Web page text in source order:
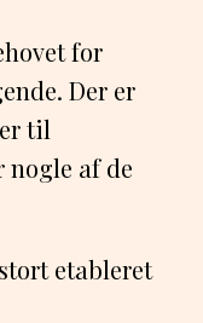
for
Der er
til
nogle af de
etableret